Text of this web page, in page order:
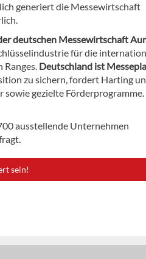
generiert die Messewirtschaft
deutschen Messewirtschaft
für die
Deutschland ist
zu sichern, fordert Harting
gezielte Förderprogramme.
ausstellende Unternehmen
sein!